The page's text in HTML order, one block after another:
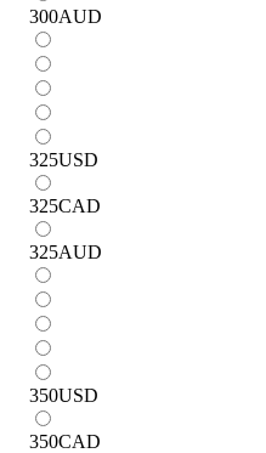
300AUD
325USD
325CAD
325AUD
350USD
350CAD